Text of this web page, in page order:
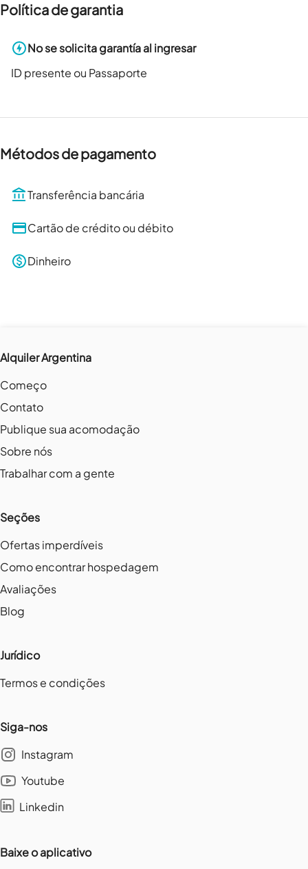
Política de garantia
No se solicita garantía al ingresar
ID presente ou Passaporte
Métodos de pagamento
Transferência bancária
Cartão de crédito ou débito
Dinheiro
Alquiler Argentina
Começo
Contato
Publique sua acomodação
Sobre nós
Trabalhar com a gente
Seções
Ofertas imperdíveis
Como encontrar hospedagem
Avaliações
Blog
Jurídico
Termos e condições
Siga-nos
Instagram
Youtube
Linkedin
Baixe o aplicativo